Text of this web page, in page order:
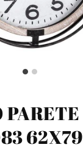
PARETE
62X79